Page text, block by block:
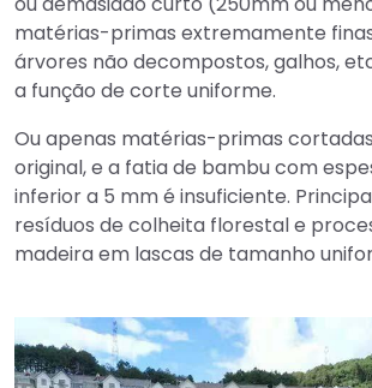
matérias-primas extremamente
árvores não decompostos, galhos,
a função de corte uniforme.
Ou apenas matérias-primas
original, e a fatia de bambu com
inferior a 5 mm é insuficiente.
resíduos de colheita florestal e
madeira em lascas de tamanho